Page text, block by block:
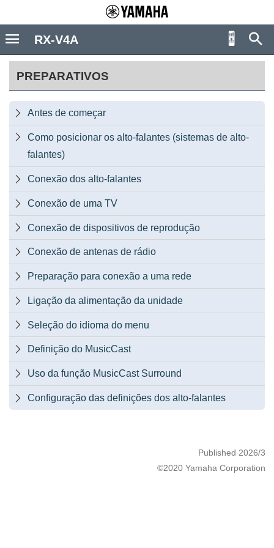
PREPARATIVOS
 Antes de começar

Como posicionar os alto-falantes (sistemas de alto-
falantes)
 Conexão dos alto-falantes
 Conexão de uma TV
 Conexão de dispositivos de reprodução
 Conexão de antenas de rádio
 Preparação para conexão a uma rede
 Ligação da alimentação da unidade
 Seleção do idioma do menu
 Definição do MusicCast
 Uso da função MusicCast Surround
 Configuração das definições dos alto-falantes
Published 2026/3
©2020 Yamaha Corporation
RX-V4A